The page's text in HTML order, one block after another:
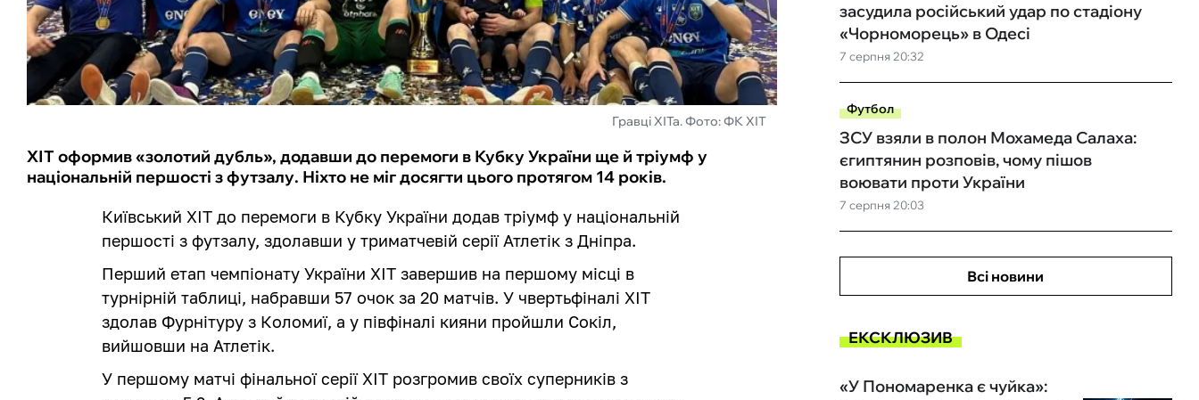
Гравці ХІТа. Фото: ФК ХІТ
ХІТ оформив «золотий дубль», додавши до перемоги в Кубку України ще й тріумф у
національній першості з футзалу. Ніхто не міг досягти цього протягом 14 років.
Київський ХІТ до перемоги в Кубку України додав тріумф у національній
першості з футзалу, здолавши у триматчевій серії Атлетік з Дніпра.
Перший етап чемпіонату України ХІТ завершив на першому місці в
турнірній таблиці, набравши 57 очок за 20 матчів. У чвертьфіналі ХІТ
здолав Фурнітуру з Коломиї, а у півфіналі кияни пройшли Сокіл,
вийшовши на Атлетік.
У першому матчі фінальної серії ХІТ розгромив своїх суперників з
7 серпня 20:32
засудила російський удар по стадіону
«Чорноморець» в Одесі
Футбол
7 серпня 20:03
ЗСУ взяли в полон Мохамеда Салаха:
єгиптянин розповів, чому пішов
воювати проти України
Всі новини
ЕКСКЛЮЗИВ
«У Пономаренка є чуйка»: